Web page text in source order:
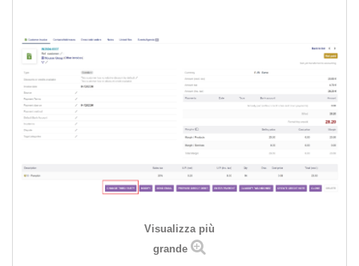
Visualizza più
grande